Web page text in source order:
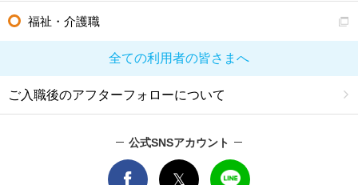
福祉・介護職
全ての利用者の皆さまへ
ご入職後のアフターフォローについて
公式SNSアカウント